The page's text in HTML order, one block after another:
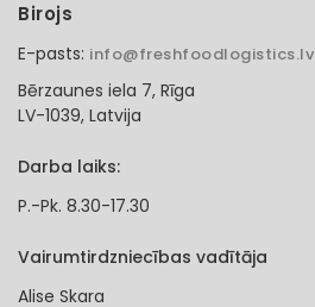
Birojs
E-pasts: info@freshfoodlogistics.lv
Bērzaunes iela 7, Rīga
LV-1039, Latvija
Darba laiks:
P.-Pk. 8.30-17.30
Vairumtirdzniecības vadītāja
Alise Skara